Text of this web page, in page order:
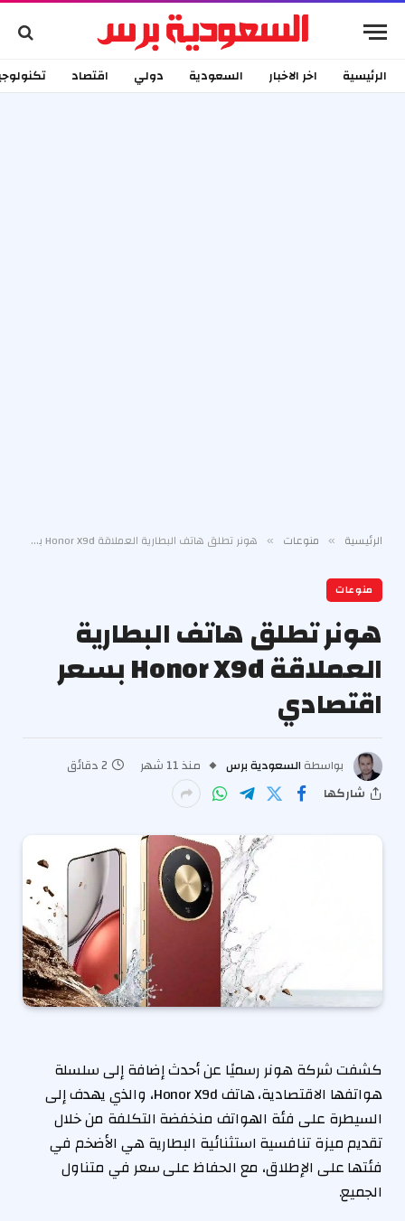
الرئيسية اخر الاخبار السعودية دولي اقتصاد
الرئيسية » منوعات » هونر تطلق هاتف البطارية العملاقة Honor X9d بسعر اقتصادي
منوعات
هونر تطلق هاتف البطارية
العملاقة Honor X9d بسعر
اقتصادي
بواسطة السعودية برس منذ 11 شهر
2 دقائق
شاركها
كشفت شركة هونر رسميًا عن أحدث إضافة إلى سلسلة
هواتفها الاقتصادية، هاتف Honor X9d، والذي يهدف إلى
السيطرة على فئة الهواتف منخفضة التكلفة من خلال
تقديم ميزة تنافسية استثنائية البطارية هي الأضخم في
فئتها على الإطلاق، مع الحفاظ على سعر في متناول
الجميع.